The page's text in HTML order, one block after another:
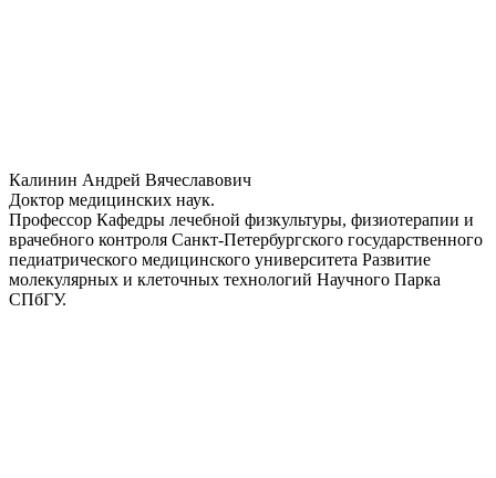
Калинин Андрей Вячеславович
Доктор медицинских наук.
Профессор Кафедры лечебной физкультуры, физиотерапии и
врачебного контроля Санкт-Петербургского государственного
педиатрического медицинского университета Развитие
молекулярных и клеточных технологий Научного Парка
СПбГУ.